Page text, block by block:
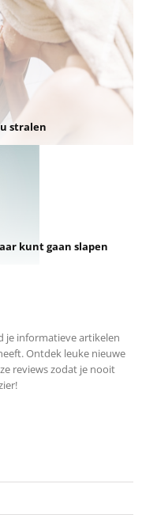
stralen
kunt gaan slapen
je informatieve artikelen
Ontdek leuke nieuwe
reviews zodat je nooit